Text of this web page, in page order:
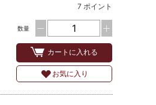
7 ポイント
数量
カートに入れる
お気に入り